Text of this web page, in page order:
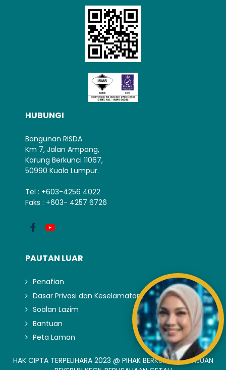
HUBUNGI
Bangunan RISDA
Km 7, Jalan Ampang,
Karung Berkunci 11067,
50990 Kuala Lumpur.
Tel : +603-4256 4022
Faks : +603- 4257 6726
PAUTAN LUAR
Penafian
Dasar Privasi dan Keselamatan
Soalan Lazim
Bantuan
Peta Laman
HAK CIPTA TERPELIHARA 2023 @ PIHAK BERKUASA KEMAJUAN